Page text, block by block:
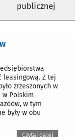
publicznej
leasingową. Z tej
zrzeszonych w
w Polskim
w tym
były w obu
Czytaj dalej